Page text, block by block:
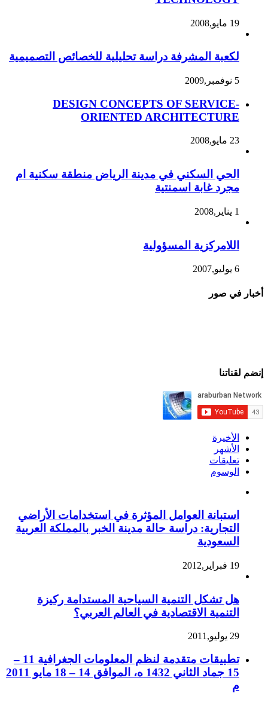
19 مايو,2008
لكعبة المشرفة دراسة تحليلية للخصائص التصميمية
5 نوفمبر,2009
DESIGN CONCEPTS OF SERVICE-
ORIENTED ARCHITECTURE
23 مايو,2008
الحي السكني في مدينة الرياض منطقة سكنية ام
مجرد غابة اسمنتية
1 يناير,2008
اللامركزية المسؤولية
6 يوليو,2007
أخبار في صور
إنضم لقناتنا
الأخيرة
الأشهر
تعليقات
الوسوم
استبانة العوامل المؤثرة في استخدامات الأراضي
التجارية: دراسة حالة مدينة الخبر بالمملكة العربية
السعودية
19 فبراير,2012
هل تشكل التنمية السياحية المستدامة ركيزة
التنمية الاقتصادية في العالم العربي؟
29 يوليو,2011
تطبيقات متقدمة لنظم المعلومات الجغرافية 11 –
15 جماد الثاني 1432 ه، الموافق 14 – 18 مايو 2011
م